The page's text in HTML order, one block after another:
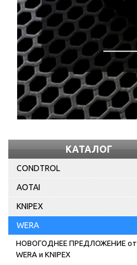
КАТАЛОГ
CONDTROL
AOTAI
KNIPEX
WERA
НОВОГОДНЕЕ ПРЕДЛОЖЕНИЕ от
WERA и KNIPEX